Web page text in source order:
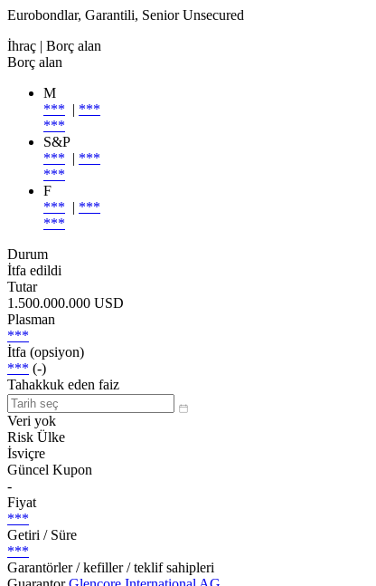
Eurobondlar, Garantili, Senior Unsecured
İhraç | Borç alan
Borç alan
M
*** | ***
***
S&P
*** | ***
***
F
*** | ***
***
Durum
İtfa edildi
Tutar
1.500.000.000 USD
Plasman
***
İtfa (opsiyon)
*** (-)
Tahakkuk eden faiz
Veri yok
Risk Ülke
İsviçre
Güncel Kupon
-
Fiyat
***
Getiri / Süre
***
Garantörler / kefiller / teklif sahipleri